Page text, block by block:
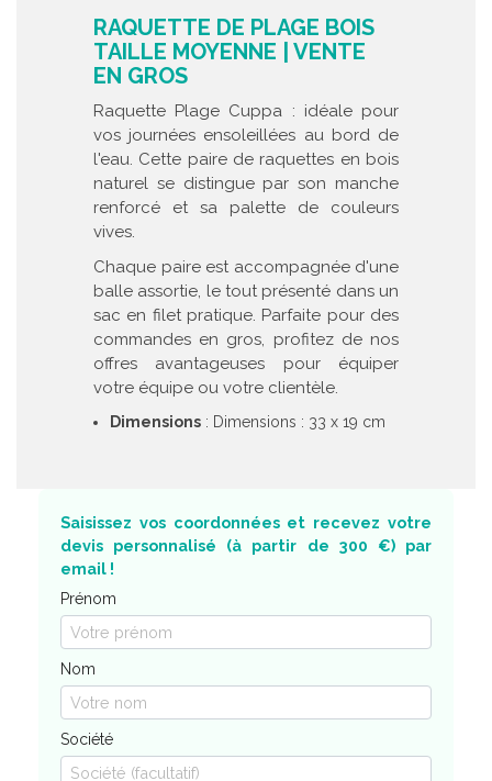
RAQUETTE DE PLAGE BOIS
TAILLE MOYENNE | VENTE
EN GROS
Raquette Plage Cuppa : idéale pour
vos journées ensoleillées au bord de
l'eau. Cette paire de raquettes en bois
naturel se distingue par son manche
renforcé et sa palette de couleurs
vives.
Chaque paire est accompagnée d'une
balle assortie, le tout présenté dans un
sac en filet pratique. Parfaite pour des
commandes en gros, profitez de nos
offres avantageuses pour équiper
votre équipe ou votre clientèle.
Dimensions : Dimensions : 33 x 19 cm
Saisissez vos coordonnées et recevez votre
devis personnalisé (à partir de 300 €) par
email !
Prénom
Nom
Société